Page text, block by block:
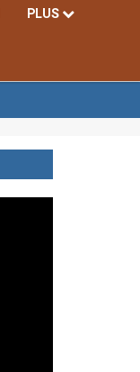
PLUS